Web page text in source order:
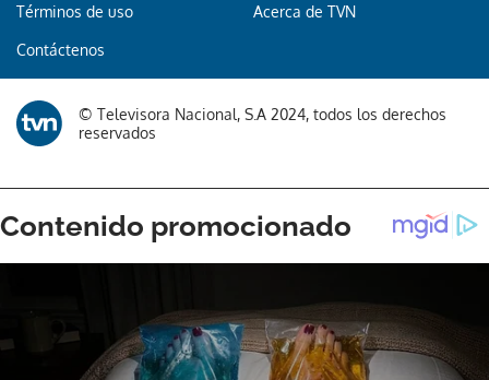
Gracias por suscribirte a nuestro boletín.
Términos de uso Acerca de TVN
Contáctenos
© Televisora Nacional, S.A 2024, todos los derechos
reservados